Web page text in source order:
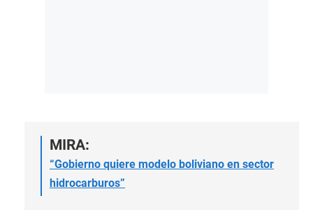
MIRA:
“Gobierno quiere modelo boliviano en sector
hidrocarburos”